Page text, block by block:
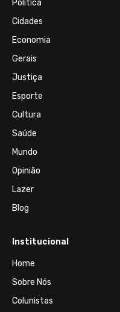
Política
Cidades
Economia
Gerais
Justiça
Esporte
Cultura
Saúde
Mundo
Opinião
Lazer
Blog
Institucional
Home
Sobre Nós
Colunistas